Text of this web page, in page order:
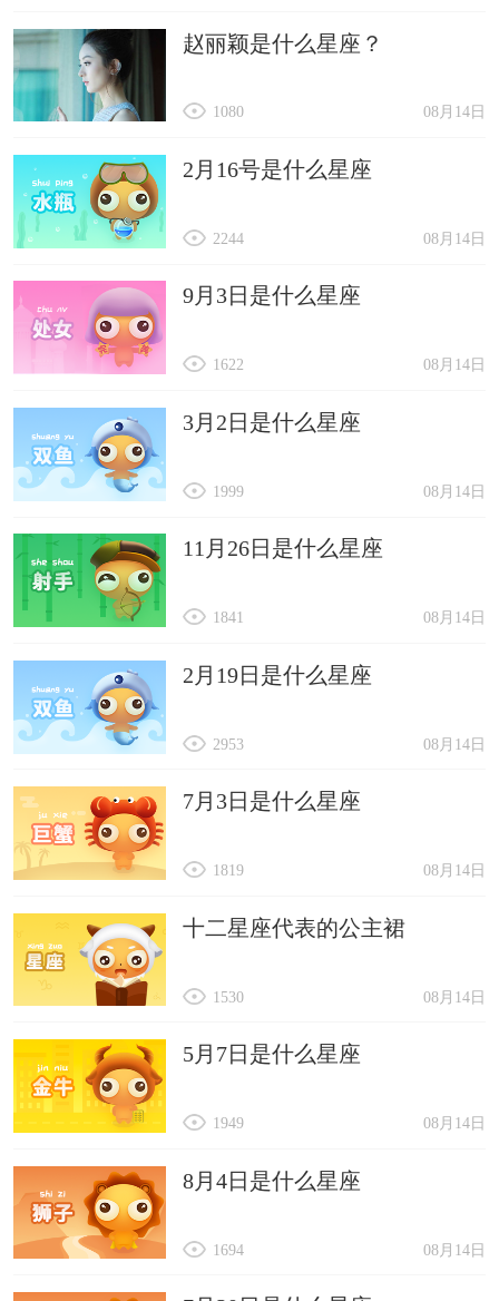
赵丽颖是什么星座？
08月14日
1080
2月16号是什么星座
08月14日
2244
9月3日是什么星座
08月14日
1622
3月2日是什么星座
08月14日
1999
11月26日是什么星座
08月14日
1841
2月19日是什么星座
08月14日
2953
7月3日是什么星座
08月14日
1819
十二星座代表的公主裙
08月14日
1530
5月7日是什么星座
08月14日
1949
8月4日是什么星座
08月14日
1694